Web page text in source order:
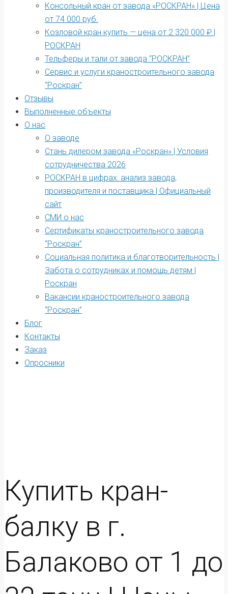
Консольный кран от завода «РОСКРАН» | Цена
от 74 000 руб.
Козловой кран купить — цена от 2 320 000 ₽ |
РОСКРАН
Тельферы и тали от завода “РОСКРАН”
Сервис и услуги краностроительного завода
“Роскран”
Отзывы
Выполненные объекты
О нас
О заводе
Стань дилером завода «Роскран» | Условия
сотрудничества 2026
РОСКРАН в цифрах: анализ завода,
производителя и поставщика | Официальный
сайт
СМИ о нас
Сертификаты краностроительного завода
“Роскран”
Социальная политика и благотворительность |
Забота о сотрудниках и помощь детям |
Роскран
Вакансии краностроительного завода
“Роскран”
Блог
Контакты
Заказ
Опросники
Купить кран-
балку в г.
Балаково от 1 до